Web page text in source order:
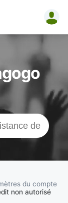
ladu compte
non autorisé